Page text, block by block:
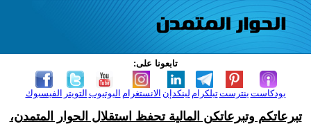
تابعونا على:
الفيسبوك التويتر اليوتيوب الانستغرام لينكدإن تيلكرامبنترست بودكاست
تبرعاتكم وتبرعاتكن المالية تحفظ استقلال الحوار المتمدن،